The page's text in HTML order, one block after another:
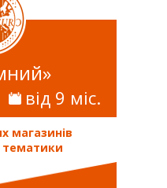
від 9 міс.
магазинів
тематики